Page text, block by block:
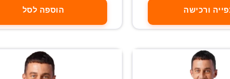
ורכישה הוספה לסל